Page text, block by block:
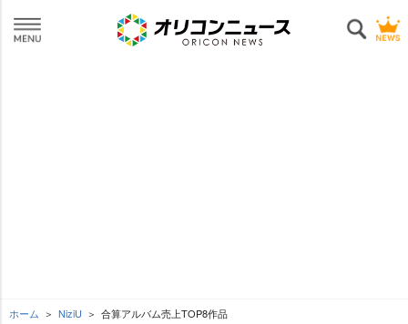
ホーム NiziU 合算アルバム売上TOP8作品